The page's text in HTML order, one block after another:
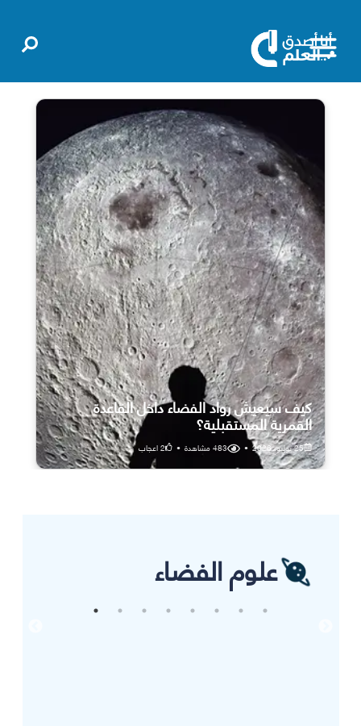
كيف سيعيش رواد الفضاء داخل القاعدة
القمرية المستقبلية؟
25 يوليو، 2026 •
483مشاهدة •
2اعجاب
علوم الفضاء